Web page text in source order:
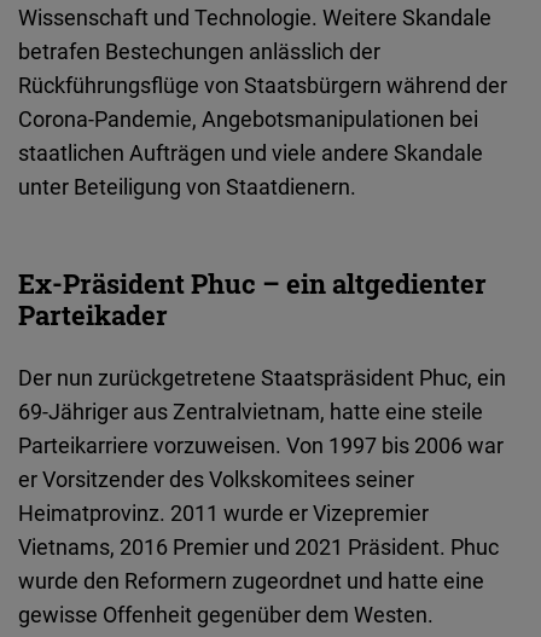
Wissenschaft und Technologie. Weitere Skandale
betrafen Bestechungen anlässlich der
Rückführungsflüge von Staatsbürgern während der
Corona-Pandemie, Angebotsmanipulationen bei
staatlichen Aufträgen und viele andere Skandale
unter Beteiligung von Staatdienern.
Ex-Präsident Phuc – ein altgedienter
Parteikader
Der nun zurückgetretene Staatspräsident Phuc, ein
69-Jähriger aus Zentralvietnam, hatte eine steile
Parteikarriere vorzuweisen. Von 1997 bis 2006 war
er Vorsitzender des Volkskomitees seiner
Heimatprovinz. 2011 wurde er Vizepremier
Vietnams, 2016 Premier und 2021 Präsident. Phuc
wurde den Reformern zugeordnet und hatte eine
gewisse Offenheit gegenüber dem Westen.